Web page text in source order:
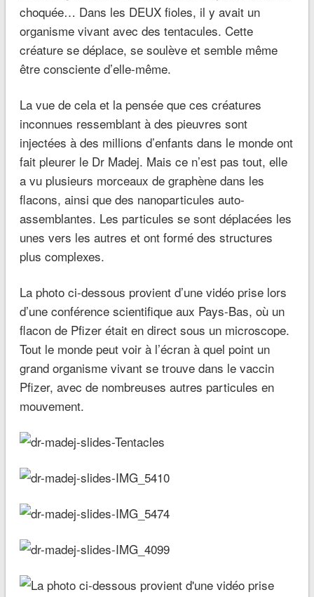
choquée… Dans les DEUX fioles, il y avait un
organisme vivant avec des tentacules. Cette
créature se déplace, se soulève et semble même
être consciente d’elle-même.
La vue de cela et la pensée que ces créatures
inconnues ressemblant à des pieuvres sont
injectées à des millions d’enfants dans le monde ont
fait pleurer le Dr Madej. Mais ce n’est pas tout, elle
a vu plusieurs morceaux de graphène dans les
flacons, ainsi que des nanoparticules auto-
assemblantes. Les particules se sont déplacées les
unes vers les autres et ont formé des structures
plus complexes.
La photo ci-dessous provient d’une vidéo prise lors
d’une conférence scientifique aux Pays-Bas, où un
flacon de Pfizer était en direct sous un microscope.
Tout le monde peut voir à l’écran à quel point un
grand organisme vivant se trouve dans le vaccin
Pfizer, avec de nombreuses autres particules en
mouvement.